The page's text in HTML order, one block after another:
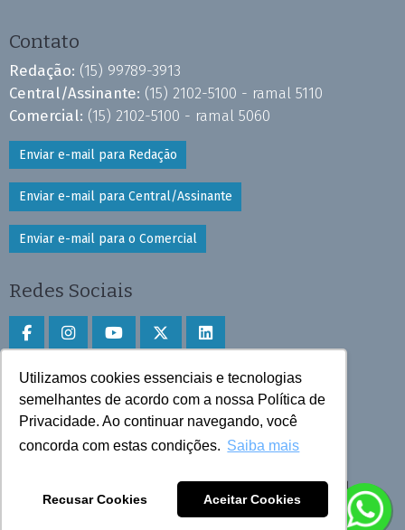
Utilizamos cookies essenciais e tecnologias
semelhantes de acordo com a nossa Política de
Privacidade. Ao continuar navegando, você
concorda com estas condições. Saiba mais
Recusar Cookies Aceitar Cookies
Contato
Redação: (15) 99789-3913
Central/Assinante: (15) 2102-5100 - ramal 5110
Comercial: (15) 2102-5100 - ramal 5060
Enviar e-mail para Redação
Enviar e-mail para Central/Assinante
Enviar e-mail para o Comercial
Redes Sociais
Faça download do aplicativo
Play Store e App Store
Todos os direitos reservados © 2025 Cruzeiro do Sul